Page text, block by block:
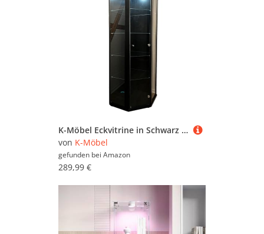
Mandloderoder
Schauen Sie sich in Ruhe um und vergleichen Sie.
Um gezielter zu suchen, können Sie die Glas-
Hängeschränke mit Hilfe der Filter weiter
einschränken und so gezielt nach bestimmten
Marken, Preiskategorien oder reduzierten
Angeboten suchen. Sollten Sie nicht fündig
werden, können Sie sich auch im
Gesamtsortiment sämtlicherHängeschränke
umsehen. Viel Spaß beim Stöbern und
K-Möbel Eckvitrine in Schwarz (176x56,5x56,5 cm) mit 4 Glasböden & LED - Modellauto Vitrine Schwarz - Vitrinenschrank - Sammlervitrine - Wohnzimmerschrank Glasvitrine Regal Wand Glas
von K-Möbel
gefunden bei Amazon
289,99 €